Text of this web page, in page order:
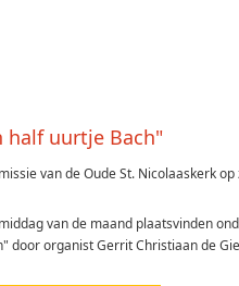
half uurtje Bach"
van de Oude St. Nicolaaskerk
van de maand plaatsvinden
door organist Gerrit Christiaan de